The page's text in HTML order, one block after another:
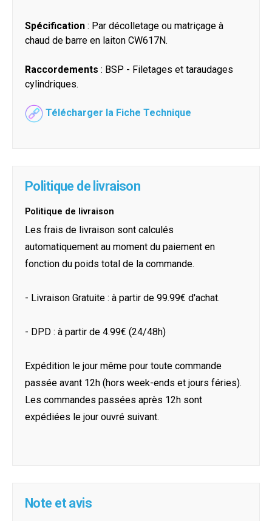
Spécification : Par décolletage ou matriçage à
chaud de barre en laiton CW617N.
Raccordements : BSP - Filetages et taraudages
cylindriques.
Télécharger la Fiche Technique
Politique de livraison
Politique de livraison
Les frais de livraison sont calculés
automatiquement au moment du paiement en
fonction du poids total de la commande.
- Livraison Gratuite : à partir de 99.99€ d'achat.
- DPD : à partir de 4.99€ (24/48h)
Expédition le jour même pour toute commande
passée avant 12h (hors week-ends et jours féries).
Les commandes passées après 12h sont
expédiées le jour ouvré suivant.
Note et avis